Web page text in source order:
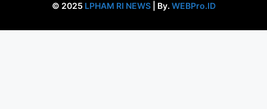
© 2025 LPHAM RI NEWS| By. WEBPro.ID